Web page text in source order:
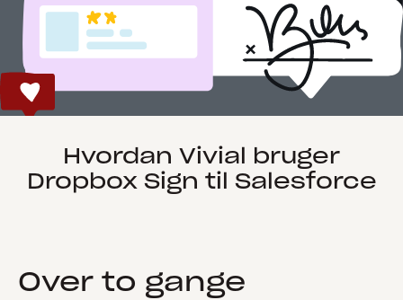
Hvordan Vivial bruger
Dropbox Sign til Salesforce
Over to gange